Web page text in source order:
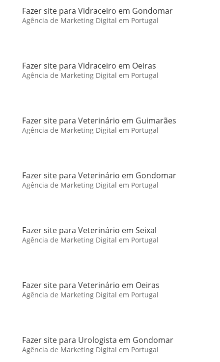
Fazer site para Vidraceiro em Gondomar
Agência de Marketing Digital em Portugal
Fazer site para Vidraceiro em Oeiras
Agência de Marketing Digital em Portugal
Fazer site para Veterinário em Guimarães
Agência de Marketing Digital em Portugal
Fazer site para Veterinário em Gondomar
Agência de Marketing Digital em Portugal
Fazer site para Veterinário em Seixal
Agência de Marketing Digital em Portugal
Fazer site para Veterinário em Oeiras
Agência de Marketing Digital em Portugal
Fazer site para Urologista em Gondomar
Agência de Marketing Digital em Portugal